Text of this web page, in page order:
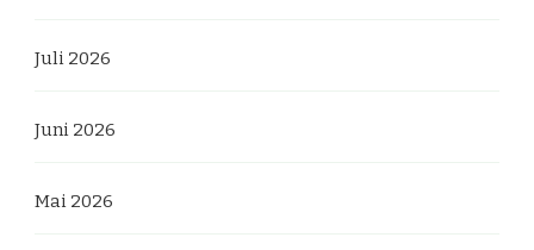
Juli 2026
Juni 2026
Mai 2026